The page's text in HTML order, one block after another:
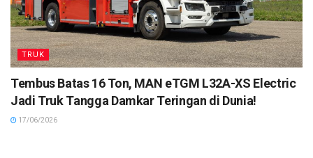
TRUK
Tembus Batas 16 Ton, MAN eTGM L32A-XS Electric
Jadi Truk Tangga Damkar Teringan di Dunia!
17/06/2026